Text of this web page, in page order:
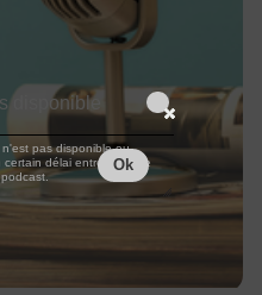
disponible
pas disponible ou
délai entre la fin de
Ok